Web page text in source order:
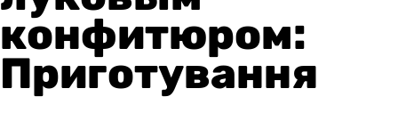
конфитюром:
Приготування